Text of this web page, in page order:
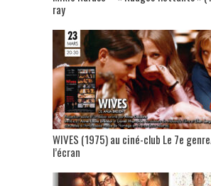
ray
WIVES (1975) au ciné-club Le 7e
l’écran